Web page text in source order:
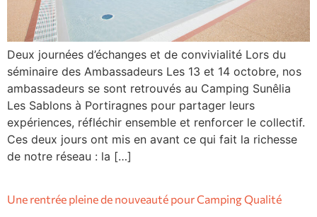
Deux journées d’échanges et de convivialité Lors du
séminaire des Ambassadeurs Les 13 et 14 octobre, nos
ambassadeurs se sont retrouvés au Camping Sunêlia
Les Sablons à Portiragnes pour partager leurs
expériences, réfléchir ensemble et renforcer le collectif.
Ces deux jours ont mis en avant ce qui fait la richesse
de notre réseau : la […]
Une rentrée pleine de nouveauté pour Camping Qualité